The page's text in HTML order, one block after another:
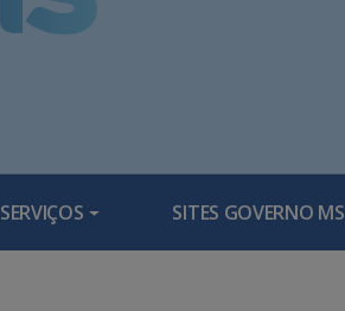
SERVIÇOS SITES GOVERNO MS